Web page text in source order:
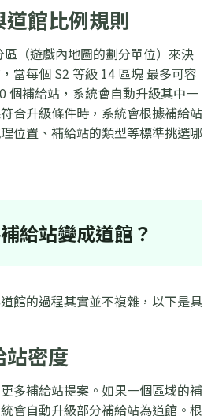
館比例規則
（遊戲內地圖的劃分單位）來決
當每個 S2 等級 14 區塊 最多可容
個補給站，系統會自動升級其中一
合升級條件時，系統會根據補給站
位置、補給站的類型等標準挑選哪
給站變成道館？
館的過程其實並不複雜，以下是具
站密度
多補給站提案。如果一個區域的補
會自動升級部分補給站為道館。根